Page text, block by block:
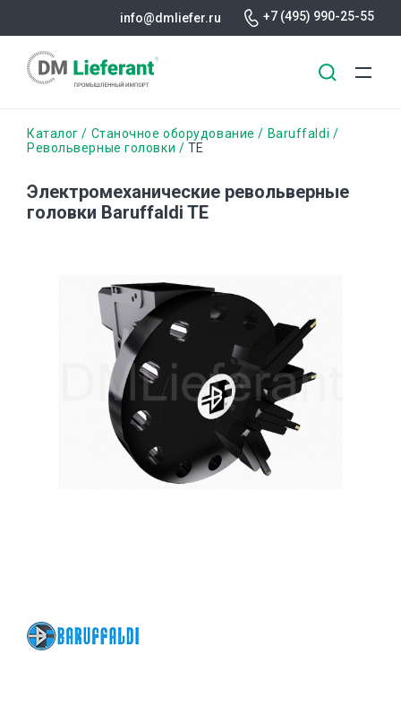
содержанию
info@dmliefer.ru +7 (495) 990-25-55
Строка
Каталог Станочное оборудование
Baruffaldi
Револьверные головки
TE
Электромеханические револьверные
головки Baruffaldi TE